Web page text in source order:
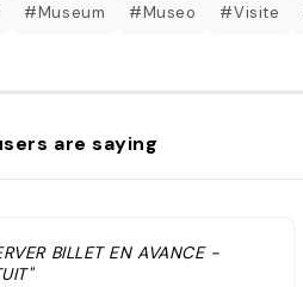
#Museum #Museo #Visite
are saying
BILLET EN AVANCE -